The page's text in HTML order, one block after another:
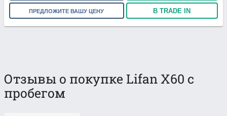
ПРЕДЛОЖИТЕ ВАШУ ЦЕНУ В TRADE IN
Отзывы о покупке Lifan X60 с
пробегом